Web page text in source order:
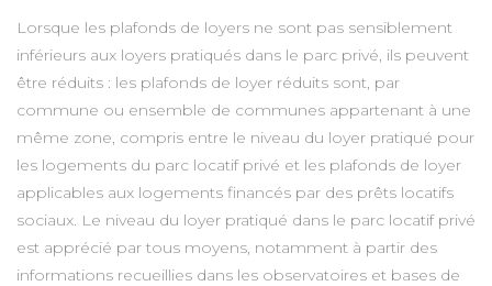
Lorsque les plafonds de loyers ne sont pas sensiblement
inférieurs aux loyers pratiqués dans le parc privé, ils peuvent
être réduits : les plafonds de loyer réduits sont, par
commune ou ensemble de communes appartenant à une
même zone, compris entre le niveau du loyer pratiqué pour
les logements du parc locatif privé et les plafonds de loyer
applicables aux logements financés par des prêts locatifs
sociaux. Le niveau du loyer pratiqué dans le parc locatif privé
est apprécié par tous moyens, notamment à partir des
informations recueillies dans les observatoires et bases de